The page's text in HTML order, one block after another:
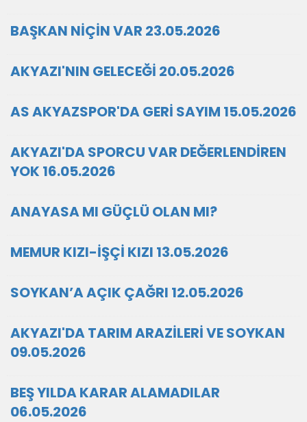
BAŞKAN NİÇİN VAR 23.05.2026
AKYAZI'NIN GELECEĞİ 20.05.2026
AS AKYAZSPOR'DA GERİ SAYIM 15.05.2026
AKYAZI'DA SPORCU VAR DEĞERLENDİREN
YOK 16.05.2026
ANAYASA MI GÜÇLÜ OLAN MI?
MEMUR KIZI-İŞÇİ KIZI 13.05.2026
SOYKAN’A AÇIK ÇAĞRI 12.05.2026
AKYAZI'DA TARIM ARAZİLERİ VE SOYKAN
09.05.2026
BEŞ YILDA KARAR ALAMADILAR
06.05.2026